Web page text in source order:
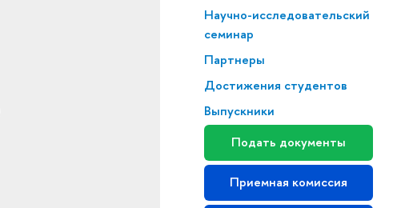
Научно-исследовательский
семинар
Партнеры
Достижения студентов
Выпускники
Подать документы
Приемная комиссия